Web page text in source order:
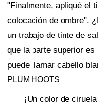
"Finalmente, apliqué el
colocación de ombre".
un trabajo de tinte de
que la parte superior
puede llamar cabello
PLUM HOOTS
¡Un color de